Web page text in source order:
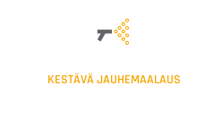
KESTÄVÄ JAUHEMAALAUS